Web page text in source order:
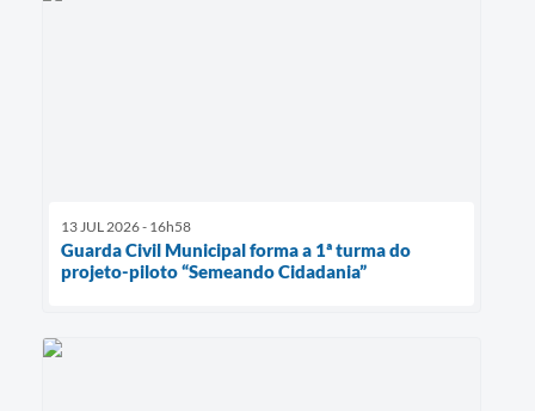
13 JUL 2026 - 16h58
Guarda Civil Municipal forma a 1ª turma do
projeto-piloto “Semeando Cidadania”